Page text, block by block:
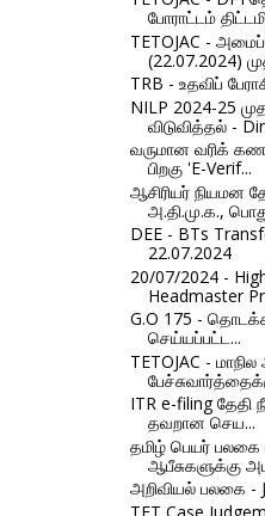
போராட்டம்
TETOJAC -
(22.07.2024)
TRB - உதவிப்
NILP 2024-25
விடுவித்தல் -
வருமான வரிக்
பிறகு 'E-Verif...
ஆசிரியர் நியமன
அ.தி.மு.க.,
DEE - BTs
22.07.2024
20/07/2024 -
Headmaster
G.O 175 -
செய்யப்பட்ட...
TETOJAC -
ITR e-filing தேதி
தவறான செய...
தமிழ் பெயர்
ஆபீசுகளுக்கு
அறிவியல் பலகை -
TET Case